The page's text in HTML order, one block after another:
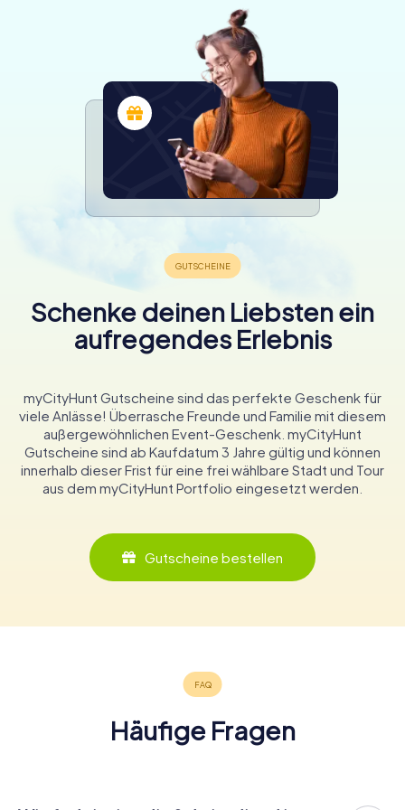
Schenke deinen Liebsten ein
aufregendes Erlebnis
myCityHunt Gutscheine sind das perfekte Geschenk für
viele Anlässe! Überrasche Freunde und Familie mit diesem
außergewöhnlichen Event-Geschenk. myCityHunt
Gutscheine sind ab Kaufdatum 3 Jahre gültig und können
innerhalb dieser Frist für eine frei wählbare Stadt und Tour
aus dem myCityHunt Portfolio eingesetzt werden.
Gutscheine bestellen
Häufige Fragen